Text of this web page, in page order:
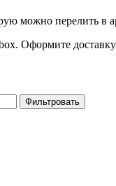
можно перелить в
Оформите
Фильтровать